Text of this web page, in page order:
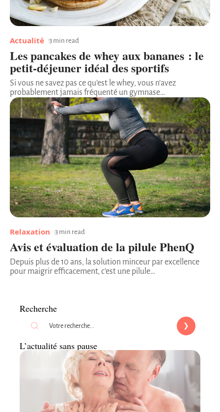
Actualité 3 min read
Les pancakes de whey aux bananes : le
petit-déjeuner idéal des sportifs
Si vous ne savez pas ce qu’est le whey, vous n’avez
probablement jamais fréquenté un gymnase…
Relaxation 3 min read
Avis et évaluation de la pilule PhenQ
Depuis plus de 10 ans, la solution minceur par excellence
pour maigrir efficacement, c’est une pilule…
Recherche
L’actualité sans pause